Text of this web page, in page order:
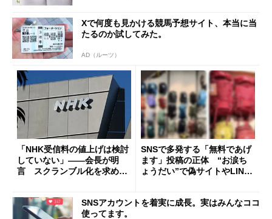
Xで何度も見かける競馬予想サイト、本当に当
たるのか試してみた。
AD（ルーツ）
「NHK受信料の値上げは検討
していない」――会長が明
言 スクランブル化を求める
SNSで多発する「無料であげ
ます」投稿の正体 “お涙ち
ょうだい”で偽サイトやLINE
SNSアカウントを着実に成長。実はみんなココ
使ってます。